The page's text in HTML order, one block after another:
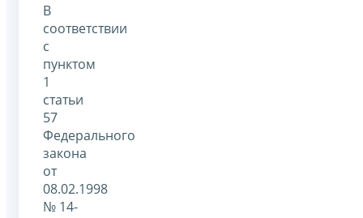
В
соответствии
с
пунктом
1
статьи
57
Федерального
закона
от
08.02.1998
№ 14-